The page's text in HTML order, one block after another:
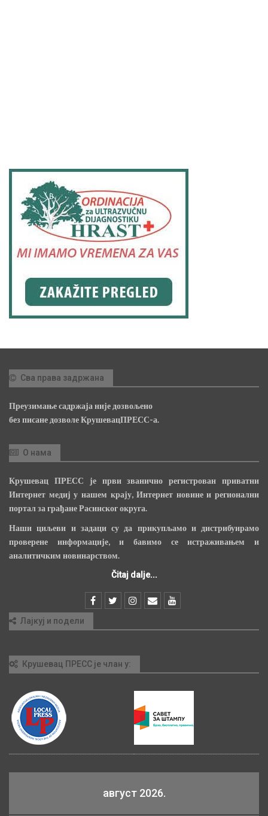
Сва права задржана
Преузимање садржаја није дозвољено
без писане дозволе КрушевацПРЕСС-а.
О нама
Крушевац ПРЕСС је први званично регистрован приватни
Интернет медиј у нашем крају, Интернет новине и регионални
портал за грађане Расинског округа.
Наши циљеви и задаци су да прикупљамо и дистрибуирамо
проверене информације, и бавимо се истраживањем и
аналитичким новинарством.
Čitaj dalje...
Лајкуј и подели
Крушевац ПРЕСС је члан у:
август 2026.